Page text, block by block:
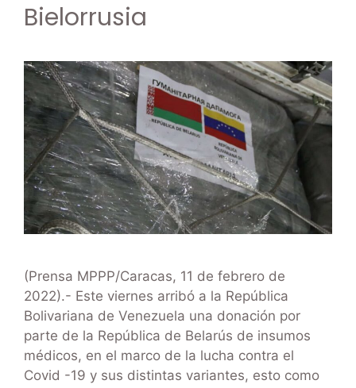
Bielorrusia
(Prensa MPPP/Caracas, 11 de febrero de
2022).- Este viernes arribó a la República
Bolivariana de Venezuela una donación por
parte de la República de Belarús de insumos
médicos, en el marco de la lucha contra el
Covid -19 y sus distintas variantes, esto como